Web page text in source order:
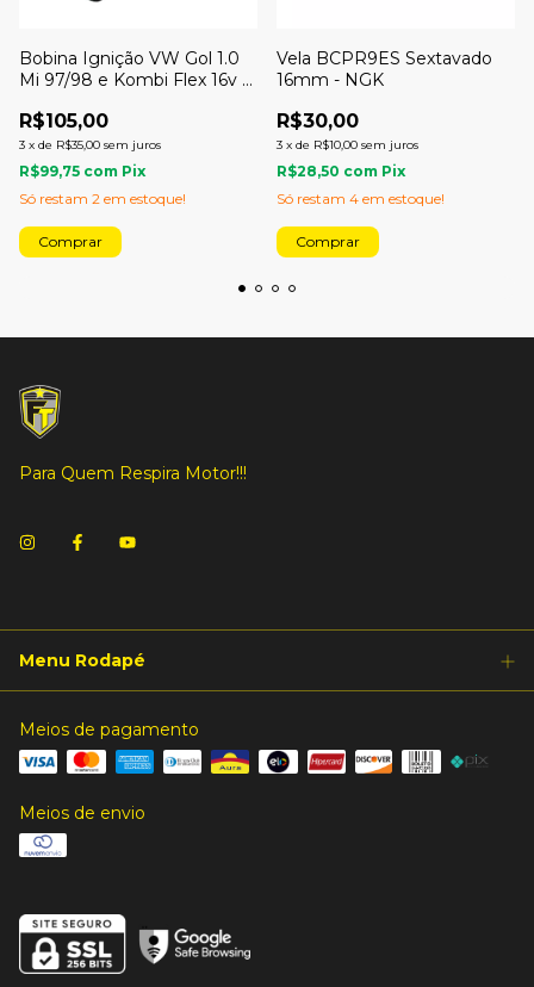
Bobina Ignição VW Gol 1.0
Mi 97/98 e Kombi Flex 16v -
R$105,00
3 x de R$35,00 sem juros
R$99,75 com Pix
Só restam 2 em estoque!
Vela BCPR9ES Sextavado
16mm - NGK
R$30,00
3 x de R$10,00 sem juros
R$28,50 com Pix
Só restam 4 em estoque!
Para Quem Respira Motor!!!
Menu Rodapé
Meios de pagamento
Meios de envio